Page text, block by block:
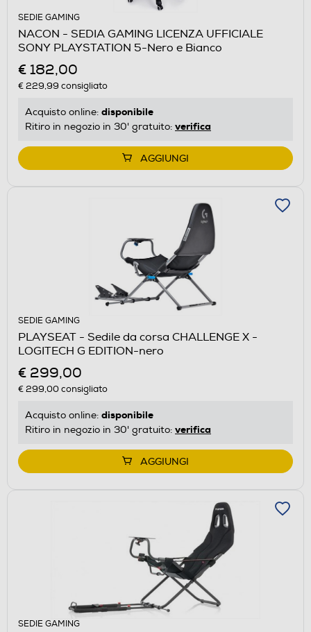
SEDIE GAMING
NACON - SEDIA GAMING LICENZA UFFICIALE
SONY PLAYSTATION 5-Nero e Bianco
€ 182,00
€ 229,99 consigliato
Acquisto online: disponibile
Ritiro in negozio in 30' gratuito: verifica
AGGIUNGI
SEDIE GAMING
PLAYSEAT - Sedile da corsa CHALLENGE X -
LOGITECH G EDITION-nero
€ 299,00
€ 299,00consigliato
Acquisto online: disponibile
Ritiro in negozio in 30' gratuito: verifica
AGGIUNGI
SEDIE GAMING